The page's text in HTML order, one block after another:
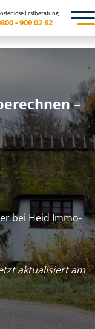
Erstberatung
- 909 02 82
–
bei Heid Im­mo­
aktualisiert am